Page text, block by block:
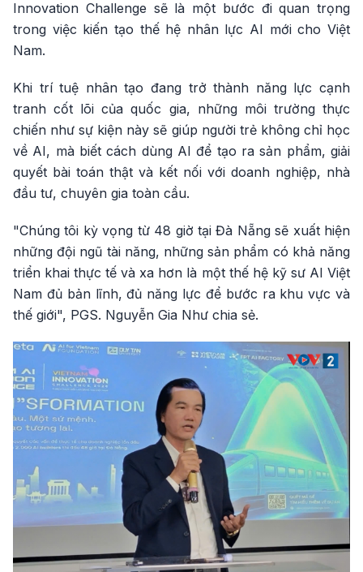
Innovation Challenge sẽ là một bước đi quan trọng
trong việc kiến tạo thế hệ nhân lực AI mới cho Việt
Nam.
Khi trí tuệ nhân tạo đang trở thành năng lực cạnh
tranh cốt lõi của quốc gia, những môi trường thực
chiến như sự kiện này sẽ giúp người trẻ không chỉ học
về AI, mà biết cách dùng AI để tạo ra sản phẩm, giải
quyết bài toán thật và kết nối với doanh nghiệp, nhà
đầu tư, chuyên gia toàn cầu.
"Chúng tôi kỳ vọng từ 48 giờ tại Đà Nẵng sẽ xuất hiện
những đội ngũ tài năng, những sản phẩm có khả năng
triển khai thực tế và xa hơn là một thế hệ kỹ sư AI Việt
Nam đủ bản lĩnh, đủ năng lực để bước ra khu vực và
thế giới", PGS. Nguyễn Gia Như chia sẻ.